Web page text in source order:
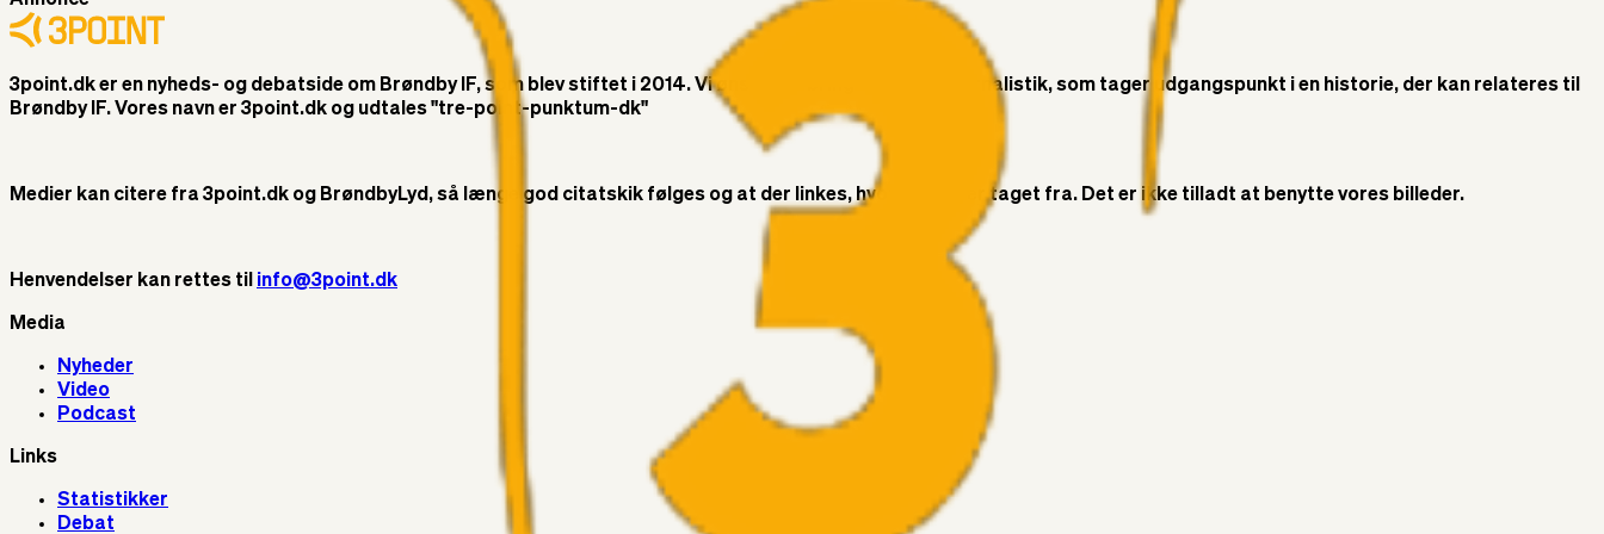
3point.dk er en nyheds- og debatside om Brøndby IF, som blev stiftet i 2014. Vi ønsker at bringe objektiv journalistik, som tager udgangspunkt i en historie, der kan relateres til
Brøndby IF. Vores navn er 3point.dk og udtales "tre-point-punktum-dk"
Medier kan citere fra 3point.dk og BrøndbyLyd, så længe god citatskik følges og at der linkes, hvor citatet er taget fra. Det er ikke tilladt at benytte vores billeder.
Henvendelser kan rettes til info@3point.dk
Media
Nyheder
Video
Podcast
Links
Statistikker
Debat